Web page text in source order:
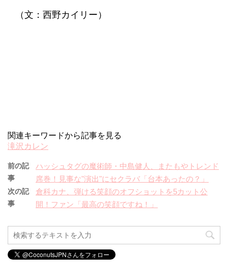
（文：西野カイリー）
関連キーワードから記事を見る
滝沢カレン
前の記
事
ハッシュタグの魔術師・中島健人、またもやトレンド
席巻！見事な"演出"にセクラバ「台本あったの？」
次の記
事
倉科カナ、弾ける笑顔のオフショットを5カット公
開！ファン「最高の笑顔ですね！」